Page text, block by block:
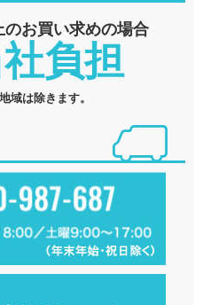
のお買い求めの場合
負担
域は除きます。